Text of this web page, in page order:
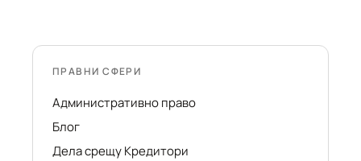
ПРАВНИ СФЕРИ
Административно право
Блог
Дела срещу Кредитори